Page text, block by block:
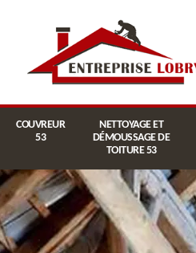
COUVREUR
53
NETTOYAGE ET
DÉMOUSSAGE DE
TOITURE 53